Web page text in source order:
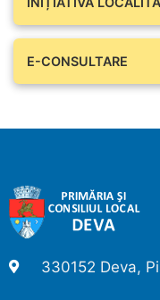
E-CONSULTARE
330152 Deva,